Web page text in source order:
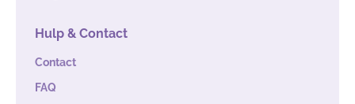
Hulp & Contact
Contact
FAQ